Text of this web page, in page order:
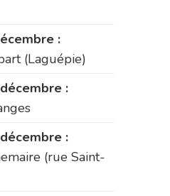
:
(Laguépie)
:
:
(rue Saint-